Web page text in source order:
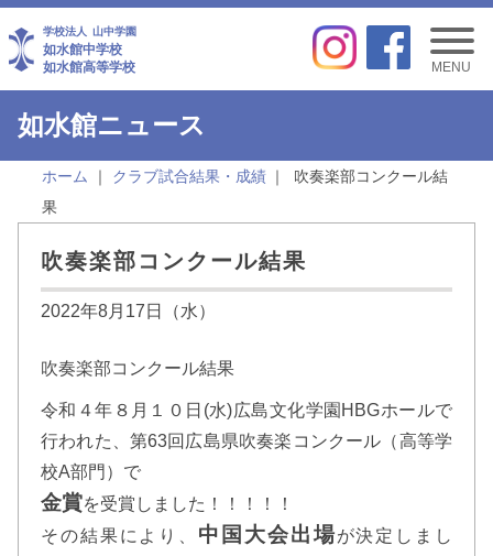
学校法人 山中学園
如水館中学校
如水館高等学校
MENU
如水館ニュース
ホーム クラブ試合結果・成績
吹奏楽部コンクール結
果
吹奏楽部コンクール結果
2022年8月17日（水）
吹奏楽部コンクール結果
令和４年８月１０日(水)広島文化学園HBGホールで
行われた、第63回広島県吹奏楽コンクール（高等学
校A部門）で
金賞を受賞しました！！！！！
その結果により、 中国大会出場が決定しまし